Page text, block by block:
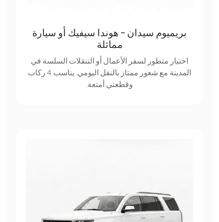
بريميوم سيدان - هوندا سيفيك أو سيارة
مماثلة
اختيار متطور لسفر الأعمال أو التنقلات السلسة في
المدينة مع شعور ممتاز بالنقل اليومي. يناسب 4 ركاب
وقطعتي أمتعة.